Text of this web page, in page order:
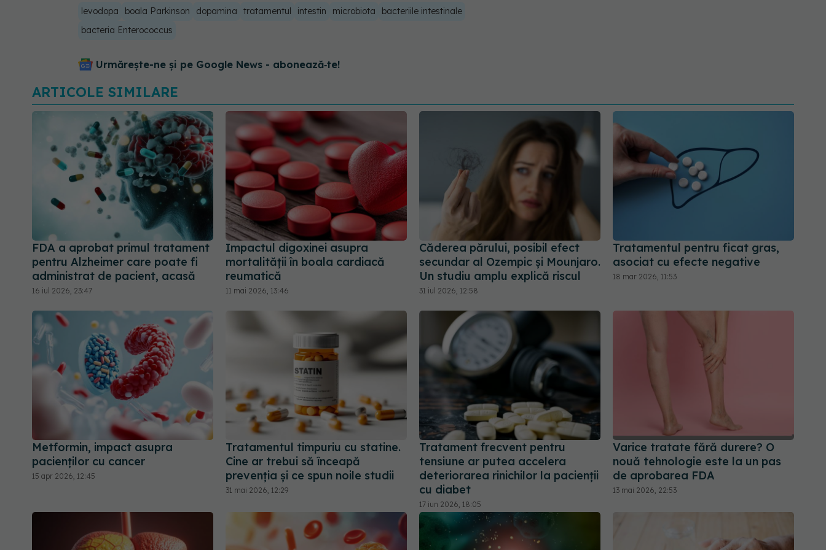
levodopa boala Parkinson dopamina tratamentul intestin microbiota
bacteriile intestinale
bacteria Enterococcus
Urmărește-ne și pe Google News - abonează‑te!
ARTICOLE SIMILARE
FDA a aprobat primul tratament
pentru Alzheimer care poate fi
administrat de pacient, acasă
16 iul 2026, 23:47
Impactul digoxinei asupra
mortalității în boala cardiacă
reumatică
11 mai 2026, 13:46
Căderea părului, posibil efect
secundar al Ozempic și Mounjaro.
Un studiu amplu explică riscul
31 iul 2026, 12:58
Tratamentul pentru ficat gras,
asociat cu efecte negative
18 mar 2026, 11:53
Metformin, impact asupra
pacienților cu cancer
15 apr 2026, 12:45
Tratamentul timpuriu cu statine.
Cine ar trebui să înceapă
prevenția și ce spun noile studii
31 mai 2026, 12:29
Tratament frecvent pentru
tensiune ar putea accelera
deteriorarea rinichilor la pacienții
cu diabet
17 iun 2026, 18:05
Varice tratate fără durere? O
nouă tehnologie este la un pas
de aprobarea FDA
13 mai 2026, 22:53